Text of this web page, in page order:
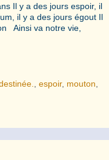
Il y a des jours espoir, il
il y a des jours égout Il
Ainsi va notre vie,
,espoir, mouton